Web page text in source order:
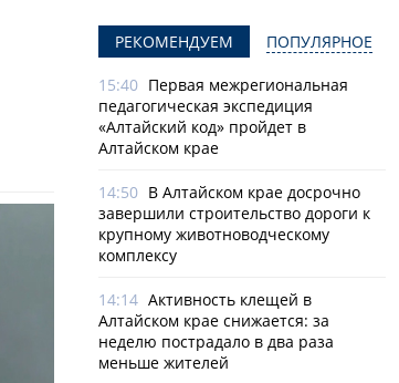
РЕКОМЕНДУЕМ ПОПУЛЯРНОЕ
15:40 Первая межрегиональная
педагогическая экспедиция
«Алтайский код» пройдет в
Алтайском крае
14:50 В Алтайском крае досрочно
завершили строительство дороги к
крупному животноводческому
комплексу
14:14 Активность клещей в
Алтайском крае снижается: за
неделю пострадало в два раза
меньше жителей